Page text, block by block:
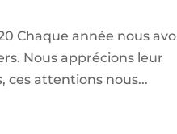
Chaque année nous
Nous apprécions leur
ces attentions nous...